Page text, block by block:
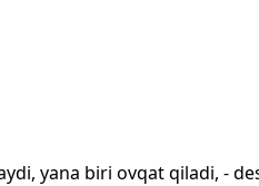
yana biri ovqat qiladi, -